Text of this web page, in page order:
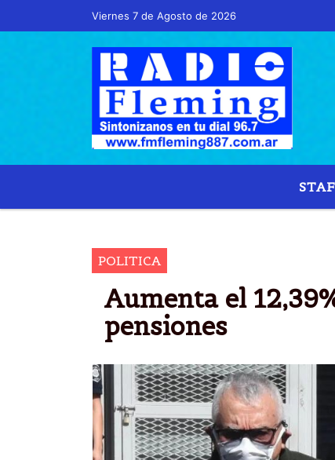
Viernes 7 de Agosto de 2026
Hoy es Viernes 7 de Agosto de 2026 y
POLITICA
Aumenta el
pensiones